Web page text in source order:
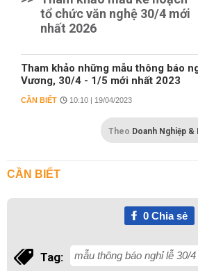
tổ chức văn nghệ 30/4 mới
nhất 2026
Tham khảo những mẫu thông báo
Vương, 30/4 - 1/5 mới nhất 2023
CẦN BIẾT 10:10 | 19/04/2023
Theo Doanh Nghiệp &
CẦN BIẾT
0Chia sẻ
Tag: mẫu thông báo nghỉ lễ 30/